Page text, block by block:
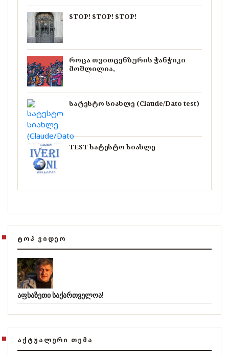
STOP! STOP! STOP!
როცა თვითცენზურის ჭანჭიკი
მოშლილია,
სატესტო სიახლე (Claude/Dato test)
TEST სატესტო სიახლე
ᲢᲝᲞ ᲕᲘᲓᲔᲝ
აფხაზეთი საქართველოა!
ᲐᲥᲢᲣᲐᲚᲣᲠᲘ ᲗᲔᲛᲐ